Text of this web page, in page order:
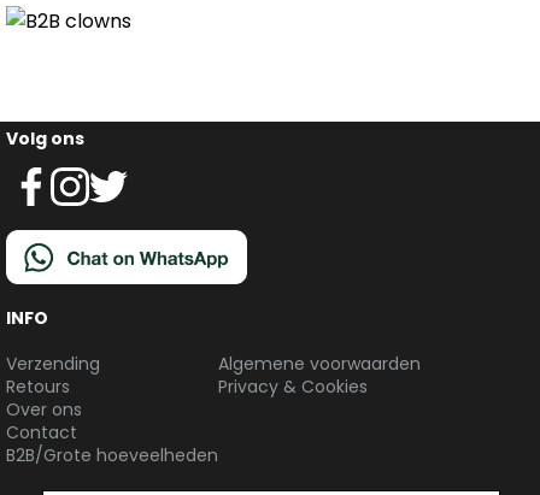
Volg ons
INFO
Verzending
Retours
Over ons
Contact
B2B/Grote hoeveelheden
Algemene voorwaarden
Privacy & Cookies